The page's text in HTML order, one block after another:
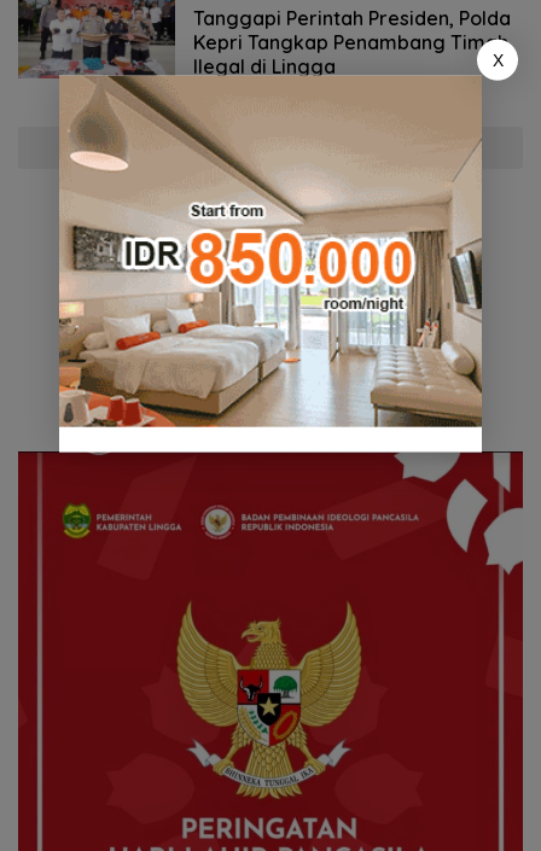
- 14:30 WIB
Tanggapi Perintah Presiden, Polda
Kepri Tangkap Penambang Timah
Ilegal di Lingga
Selengkapnya
X